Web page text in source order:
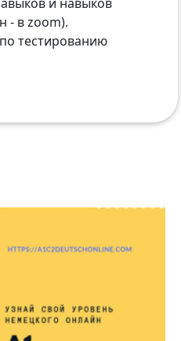
- в zoom).
тестированию